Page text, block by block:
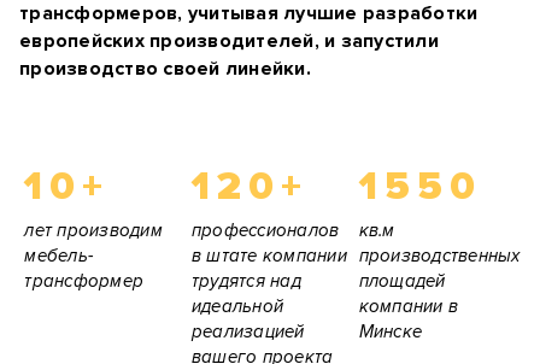
трансформеров, учитывая лучшие разработки
европейских производителей, и запустили
производство своей линейки.
10+
лет производим
мебель-
трансформер
120+
профессионалов
в штате компании
трудятся над
идеальной
реализацией
вашего проекта
1550
кв.м
производственных
площадей
компании в
Минске